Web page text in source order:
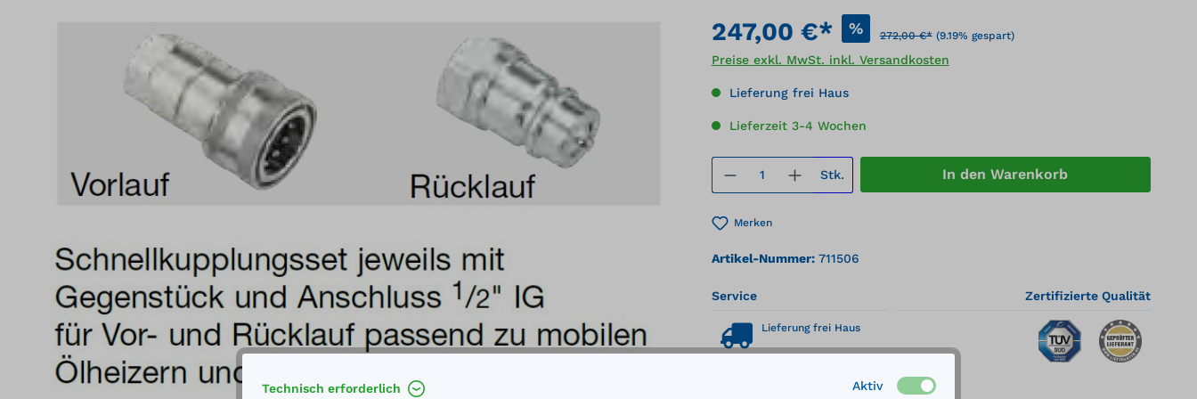
247,00 €* % 272,00 €* (9.19% gespart)
Preise exkl. MwSt. inkl. Versandkosten
Lieferung frei Haus
Lieferzeit 3-4 Wochen
Produkt Anzahl: Gib den gewünschten Wert
Stk. In den Warenkorb
Merken
Artikel-Nummer: 711506
Service
Lieferung frei Haus
Zertifizierte Qualität
Technisch erforderlich Aktiv